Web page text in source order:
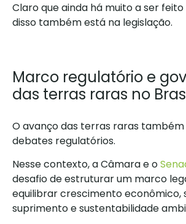
Claro que ainda há muito a ser
disso também está na legislação.
Marco regulatório e
das terras raras no
O avanço das terras raras
debates regulatórios.
Nesse contexto, a Câmara e o
desafio de estruturar um marco
equilibrar crescimento econômico,
suprimento e sustentabilidade